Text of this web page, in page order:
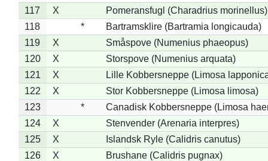
117
X
Pomeransfugl (Charadrius morinellus)
118
*
Bartramsklire (Bartramia longicauda)
119
X
Småspove (Numenius phaeopus)
120
X
Storspove (Numenius arquata)
121
X
Lille Kobbersneppe (Limosa
122
X
Stor Kobbersneppe (Limosa limosa)
123
*
Canadisk Kobbersneppe (Limosa
124
X
Stenvender (Arenaria interpres)
125
X
Islandsk Ryle (Calidris canutus)
126
X
Brushane (Calidris pugnax)